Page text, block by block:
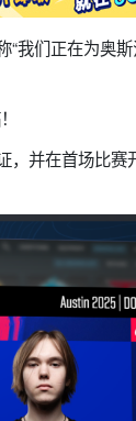
我们正在为奥
，并在首场比